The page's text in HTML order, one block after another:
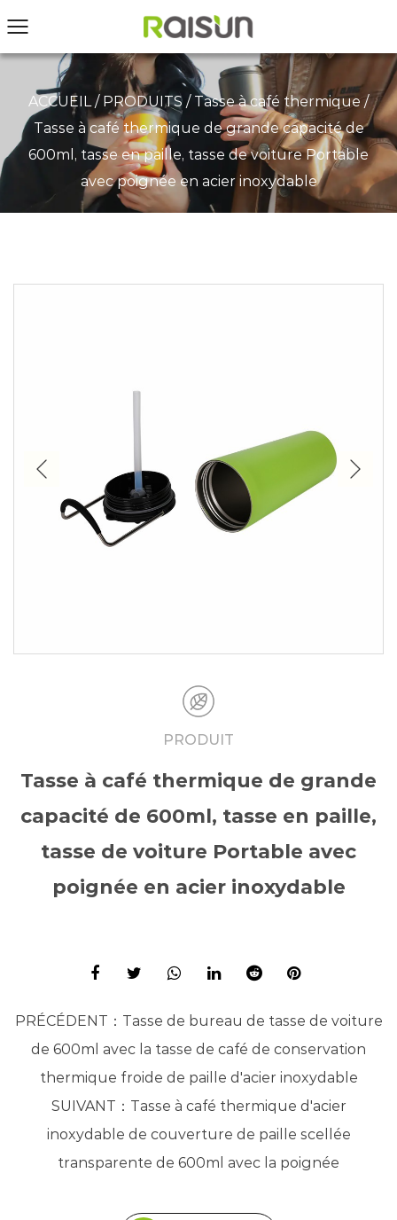
ACCUEIL/ PRODUITS / Tasse à café thermique/
Tasse à café thermique de grande capacité de
600ml, tasse en paille, tasse de voiture Portable
avec poignée en acier inoxydable
PRODUIT
Tasse à café thermique de grande
capacité de 600ml, tasse en paille,
tasse de voiture Portable avec
poignée en acier inoxydable
PRÉCÉDENT： Tasse de bureau de tasse de voiture
de 600ml avec la tasse de café de conservation
thermique froide de paille d'acier inoxydable
SUIVANT： Tasse à café thermique d'acier
inoxydable de couverture de paille scellée
transparente de 600ml avec la poignée